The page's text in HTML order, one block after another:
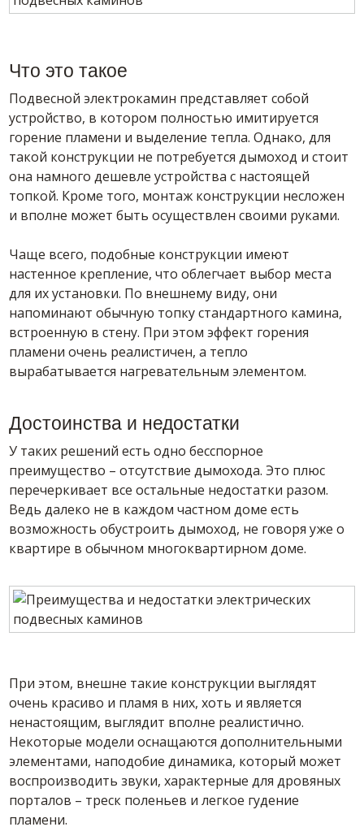
Что это такое
Подвесной электрокамин представляет собой
устройство, в котором полностью имитируется
горение пламени и выделение тепла. Однако, для
такой конструкции не потребуется дымоход и стоит
она намного дешевле устройства с настоящей
топкой. Кроме того, монтаж конструкции несложен
и вполне может быть осуществлен своими руками.
Чаще всего, подобные конструкции имеют
настенное крепление, что облегчает выбор места
для их установки. По внешнему виду, они
напоминают обычную топку стандартного камина,
встроенную в стену. При этом эффект горения
пламени очень реалистичен, а тепло
вырабатывается нагревательным элементом.
Достоинства и недостатки
У таких решений есть одно бесспорное
преимущество – отсутствие дымохода. Это плюс
перечеркивает все остальные недостатки разом.
Ведь далеко не в каждом частном доме есть
возможность обустроить дымоход, не говоря уже о
квартире в обычном многоквартирном доме.
При этом, внешне такие конструкции выглядят
очень красиво и пламя в них, хоть и является
ненастоящим, выглядит вполне реалистично.
Некоторые модели оснащаются дополнительными
элементами, наподобие динамика, который может
воспроизводить звуки, характерные для дровяных
порталов – треск поленьев и легкое гудение
пламени.